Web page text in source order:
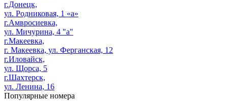
г.Донецк,
ул. Родниковая, 1 «а»
г.Амвросиевка,
ул. Мичурина, 4 "а"
г.Макеевка,
г. Макеевка, ул. Ферганская, 12
г.Иловайск,
ул. Щорса, 5
г.Шахтерск,
ул. Ленина, 16
Популярные номера